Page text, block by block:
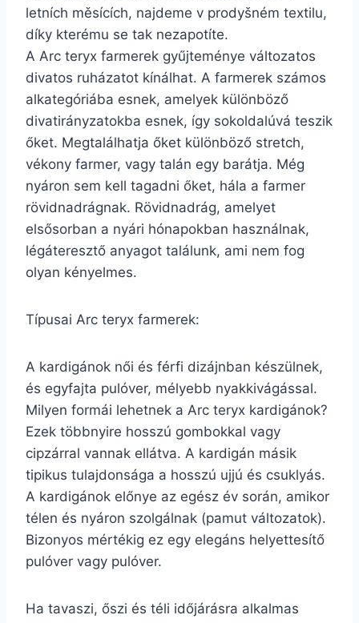
letních měsících, najdeme v prodyšném textilu,
díky kterému se tak nezapotíte.
A Arc teryx farmerek gyűjteménye változatos
divatos ruházatot kínálhat. A farmerek számos
alkategóriába esnek, amelyek különböző
divatirányzatokba esnek, így sokoldalúvá teszik
őket. Megtalálhatja őket különböző stretch,
vékony farmer, vagy talán egy barátja. Még
nyáron sem kell tagadni őket, hála a farmer
rövidnadrágnak. Rövidnadrág, amelyet
elsősorban a nyári hónapokban használnak,
légáteresztő anyagot találunk, ami nem fog
olyan kényelmes.
Típusai Arc teryx farmerek:
A kardigánok női és férfi dizájnban készülnek,
és egyfajta pulóver, mélyebb nyakkivágással.
Milyen formái lehetnek a Arc teryx kardigánok?
Ezek többnyire hosszú gombokkal vagy
cipzárral vannak ellátva. A kardigán másik
tipikus tulajdonsága a hosszú ujjú és csuklyás.
A kardigánok előnye az egész év során, amikor
télen és nyáron szolgálnak (pamut változatok).
Bizonyos mértékig ez egy elegáns helyettesítő
pulóver vagy pulóver.
Ha tavaszi, őszi és téli időjárásra alkalmas